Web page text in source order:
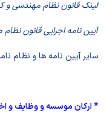
لینک قانون نظام مهندسی و
آیین نامه اجرایی قانون
سایر آیین نامه ها و نظام
* ارکان موسسه و وظایف و